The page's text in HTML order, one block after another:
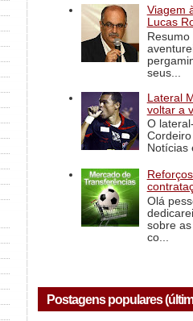
Viagem
Lucas
Resumo
seus...
Lateral
voltar a
O
Notícias
Olá
sobre
co...
Postagens populares